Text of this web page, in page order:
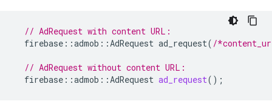
// AdRequest with content URL:
firebase ::admob ::AdRequest ad_request( /
// AdRequest without content URL:
firebase ::admob ::AdRequest ad_request();